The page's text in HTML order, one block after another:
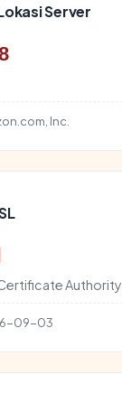
Server
Inc.
Authority
09-03